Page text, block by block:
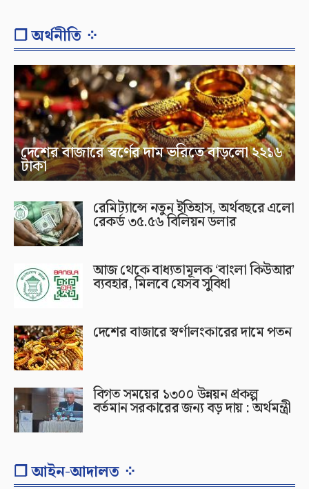
❐ অর্থনীতি ⁘
দেশের বাজারে স্বর্ণের দাম ভরিতে বাড়লো ২২১৬
টাকা
রেমিট্যান্সে নতুন ইতিহাস, অর্থবছরে এলো
রেকর্ড ৩৫.৫৬ বিলিয়ন ডলার
আজ থেকে বাধ্যতামূলক ‘বাংলা কিউআর’
ব্যবহার, মিলবে যেসব সুবিধা
দেশের বাজারে স্বর্ণালংকারের দামে পতন
বিগত সময়ের ১৩০০ উন্নয়ন প্রকল্প
বর্তমান সরকারের জন্য বড় দায় : অর্থমন্ত্রী
❐ আইন-আদালত ⁘